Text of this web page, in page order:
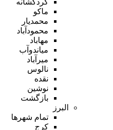
ماکو
محمدیار
محمودآباد
مهاباد
میاندوآب
میرآباد
نالوس
نقده
نوشین
بازگشت
البرز
تمام شهر‌ها
کرج